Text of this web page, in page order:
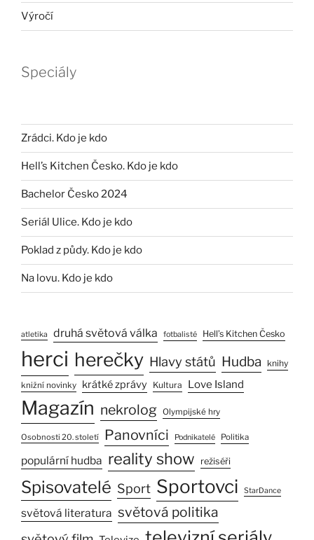
Výročí
Speciály
Zrádci. Kdo je kdo
Hell’s Kitchen Česko. Kdo je kdo
Bachelor Česko 2024
Seriál Ulice. Kdo je kdo
Poklad z půdy. Kdo je kdo
Na lovu. Kdo je kdo
atletika druhá světová válka fotbalisté Hell’s Kitchen Česko
herci herečky Hlavy států Hudba knihy
knižní novinky krátké zprávy Kultura Love Island
Magazín nekrolog Olympijské hry
Osobnosti 20. století Panovníci Podnikatelé Politika
populární hudba reality show režiséři
Spisovatelé Sport Sportovci StarDance
světová literatura světová politika